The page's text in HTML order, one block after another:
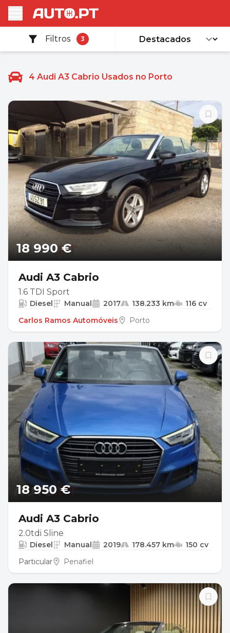
Filtros 3
4 Audi A3 Cabrio Usados no Porto
18 990 €
Audi A3 Cabrio
1.6 TDI Sport
Diesel Manual 2017 138.233 km
116 cv
Carlos Ramos Automóveis
Porto
18 950 €
Audi A3 Cabrio
2.0tdi Sline
Diesel Manual 2019 178.457 km
150 cv
Particular
Penafiel